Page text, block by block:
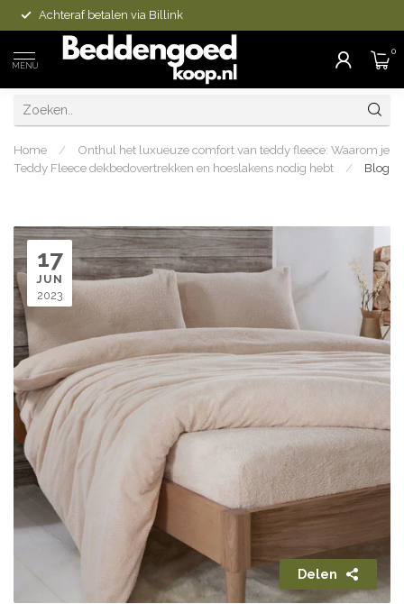
Achteraf betalen via Billink
MENU
0
Home /
Onthul het luxueuze comfort van teddy fleece: Waarom je
Teddy Fleece dekbedovertrekken en hoeslakens nodig hebt
/ Blog
17
JUN
2023
Delen